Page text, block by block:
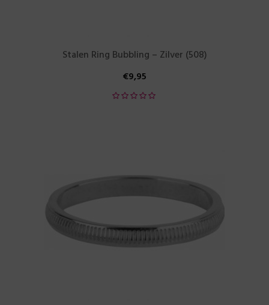
Stalen Ring Bubbling – Zilver (508)
€9,95